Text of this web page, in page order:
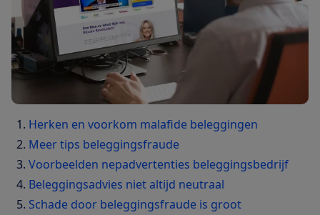
Herken en voorkom malafide beleggingen
Meer tips beleggingsfraude
Voorbeelden nepadvertenties beleggingsbedrijf
Beleggingsadvies niet altijd neutraal
Schade door beleggingsfraude is groot